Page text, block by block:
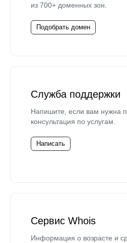
из 700+ доменных зон.
Подобрать домен
Служба поддержки
Напишите, если вам нужна
консультация по услугам.
Написать
Сервис Whois
Информация о возрасте и